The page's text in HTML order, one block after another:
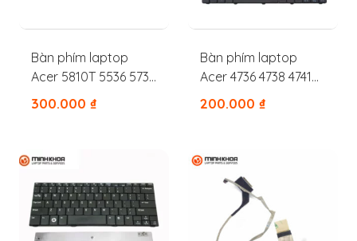
Bàn phím laptop
Acer 5810T 5536 5738
5740 5479 5742 5745G
300.000 ₫
Bàn phím laptop
Acer 4736 4738 4741
4733 4739 4740 4535
200.000 ₫